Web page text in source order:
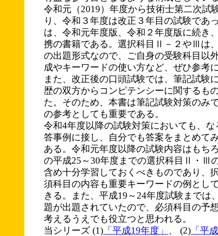
令和元（2019）年度から技術士第二次試
り、令和３年度は改正３年目の試験であ
は、令和元年度版、令和２年度版に続き
携の書籍である。選択科目Ⅱ－２やⅢは
の出題形式なので、ご自身の受験科目以
成やキーワードの使い方など、ぜひ参考
また、改正後の口頭試験では、筆記試験
歴の双方からコンピテンシーに関するも
た。そのため、本書は筆記試験対策のみ
の参考としても重要である。
令和4年度以降の試験対策においても、
答事例に接し、自分でも答案をまとめて
ある。令和元年度以降の試験内容はもち
の平成25～30年度までの選択科目Ⅱ・Ⅲ
含め十分学習しておくべきものであり、
須科目の内容も重要キーワードの例とし
きる。また、平成19～24年度試験までは
題が出題されていたので、必須科目の予
考えるうえでも役立つと思われる。
当シリーズ (1) 「平成19年度」 、 (2) 「平